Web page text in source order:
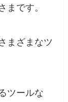
まです。
まざまなツ
ツールな